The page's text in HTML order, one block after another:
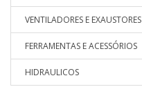
VENTILADORES E EXAUSTORES
FERRAMENTAS E ACESSÓRIOS
HIDRAULICOS